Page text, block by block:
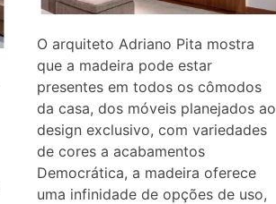
O arquiteto Adriano Pita mostra
que a madeira pode estar
presentes em todos os cômodos
da casa, dos móveis planejados ao
design exclusivo, com variedades
de cores a acabamentos
Democrática, a madeira oferece
uma infinidade de opções de uso,